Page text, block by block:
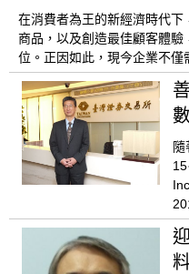
在消費者為王的新經濟時代
商品，以及創造最佳顧客體
位。正因如此，現今企業不僅